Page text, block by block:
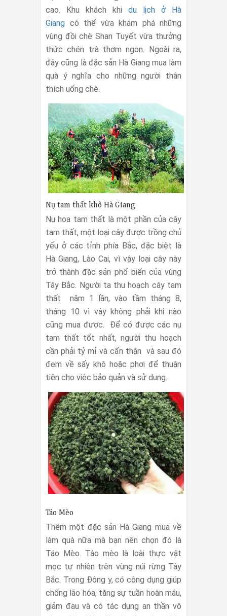
cao. Khu khách khi du lịch ở Hà
Giang có thể vừa khám phá những
vùng đồi chè Shan Tuyết vừa thưởng
thức chén trà thơm ngon. Ngoài ra,
đây cũng là đặc sản Hà Giang mua làm
quà ý nghĩa cho những người thân
thích uống chè.
Nụ tam thất khô Hà Giang
Nụ hoa tam thất là một phần của cây
tam thất, một loại cây được trồng chủ
yếu ở các tỉnh phía Bắc, đặc biệt là
Hà Giang, Lào Cai, vì vậy loại cây này
trở thành đặc sản phổ biến của vùng
Tây Bắc. Người ta thu hoạch cây tam
thất năm 1 lần, vào tầm tháng 8,
tháng 10 vì vậy không phải khi nào
cũng mua được. Để có được các nụ
tam thất tốt nhất, người thu hoạch
cần phải tỷ mỉ và cẩn thận và sau đó
đem về sấy khô hoặc phơi để thuận
tiện cho việc bảo quản và sử dụng.
Táo Mèo
Thêm một đặc sản Hà Giang mua về
làm quà nữa mà bạn nên chọn đó là
Táo Mèo. Táo mèo là loài thực vật
mọc tự nhiên trên vùng núi rừng Tây
Bắc. Trong Đông y, có công dụng giúp
chống lão hóa, tăng sự tuần hoàn máu,
giảm đau và có tác dụng an thần vô